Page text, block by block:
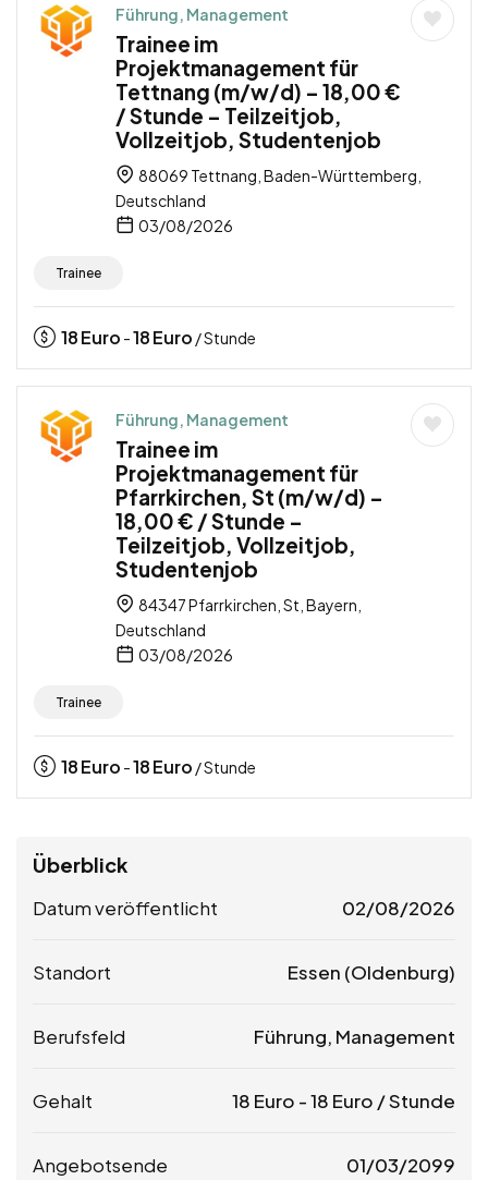
Führung, Management
Trainee im
Projektmanagement für
Tettnang (m/w/d) – 18,00 €
/ Stunde – Teilzeitjob,
Vollzeitjob, Studentenjob
88069 Tettnang, Baden-Württemberg,
Deutschland
03/08/2026
Trainee
18Euro -18Euro / Stunde
Führung, Management
Trainee im
Projektmanagement für
Pfarrkirchen, St (m/w/d) –
18,00 € / Stunde –
Teilzeitjob, Vollzeitjob,
Studentenjob
84347 Pfarrkirchen, St, Bayern,
Deutschland
03/08/2026
Trainee
18Euro -18Euro / Stunde
Überblick
Datum veröffentlicht 02/08/2026
Standort Essen (Oldenburg)
Berufsfeld Führung, Management
Gehalt 18 Euro -18 Euro / Stunde
Angebotsende 01/03/2099